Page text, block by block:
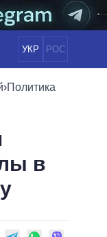
УКР РОС
›Политика
в